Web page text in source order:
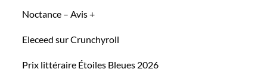
Noctance – Avis +
Eleceed sur Crunchyroll
Prix littéraire Étoiles Bleues 2026